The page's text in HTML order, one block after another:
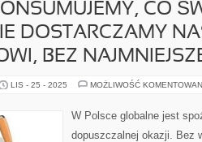
CO
DOSTARCZAMY
BEZ
LIS - 25 - 2025 MOŻLIWOŚĆ
W Polsce globalne jest
dopuszczalnej okazji. Bez